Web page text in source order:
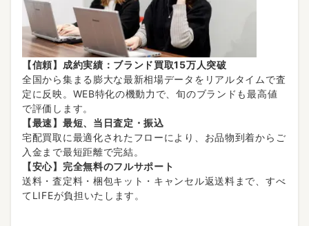
【信頼】成約実績：ブランド買取15万人突破
全国から集まる膨大な最新相場データをリアルタイムで査
定に反映。WEB特化の機動力で、旬のブランドも最高値
で評価します。
【最速】最短、当日査定・振込
宅配買取に最適化されたフローにより、お品物到着からご
入金まで最短距離で完結。
【安心】完全無料のフルサポート
送料・査定料・梱包キット・キャンセル返送料まで、すべ
てLIFEが負担いたします。